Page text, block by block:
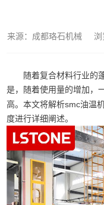
来源：成都珞石机械
随着复合材料行业的
是，随着使用量的增加，
高。本文将解析smc油温
度进行详细阐述。